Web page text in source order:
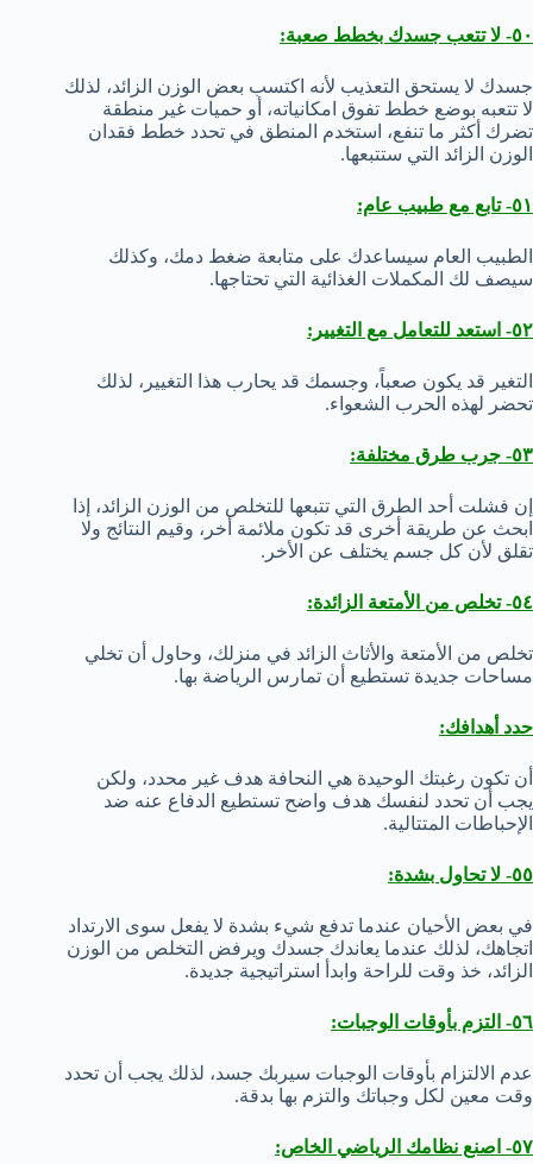
٥٠- لا تتعب جسدك بخطط صعبة:
جسدك لا يستحق التعذيب لأنه اكتسب بعض الوزن الزائد، لذلك
لا تتعبه بوضع خطط تفوق امكانياته، أو حميات غير منطقة
تضرك أكثر ما تنفع، استخدم المنطق في تحدد خطط فقدان
الوزن الزائد التي ستتبعها.
٥١- تابع مع طبيب عام:
الطبيب العام سيساعدك على متابعة ضغط دمك، وكذلك
سيصف لك المكملات الغذائية التي تحتاجها.
٥٢- استعد للتعامل مع التغيير:
التغير قد يكون صعباً، وجسمك قد يحارب هذا التغيير، لذلك
تحضر لهذه الحرب الشعواء.
٥٣- جرب طرق مختلفة:
إن فشلت أحد الطرق التي تتبعها للتخلص من الوزن الزائد، إذا
ابحث عن طريقة أخرى قد تكون ملائمة أخر، وقيم النتائج ولا
تقلق لأن كل جسم يختلف عن الأخر.
٥٤- تخلص من الأمتعة الزائدة:
تخلص من الأمتعة والأثاث الزائد في منزلك، وحاول أن تخلي
مساحات جديدة تستطيع أن تمارس الرياضة بها.
حدد أهدافك:
أن تكون رغبتك الوحيدة هي النحافة هدف غير محدد، ولكن
يجب أن تحدد لنفسك هدف واضح تستطيع الدفاع عنه ضد
الإحباطات المتتالية.
٥٥- لا تحاول بشدة:
في بعض الأحيان عندما تدفع شيء بشدة لا يفعل سوى الارتداد
اتجاهك، لذلك عندما يعاندك جسدك ويرفض التخلص من الوزن
الزائد، خذ وقت للراحة وابدأ استراتيجية جديدة.
٥٦- التزم بأوقات الوجبات:
عدم الالتزام بأوقات الوجبات سيربك جسد، لذلك يجب أن تحدد
وقت معين لكل وجباتك والتزم بها بدقة.
٥٧- اصنع نظامك الرياضي الخاص: